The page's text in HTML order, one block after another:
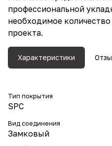
профессиональной
необходимое
проекта.
Характеристики
Тип покрытия
SPC
Вид соединения
Замковый